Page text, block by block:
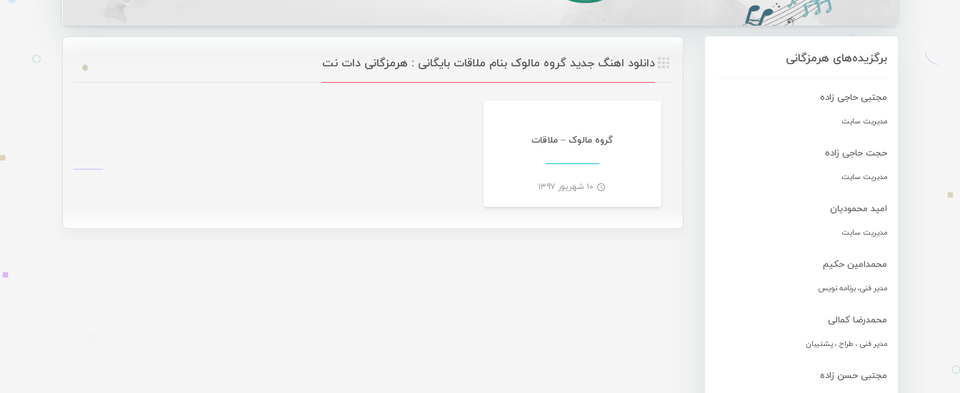
برگزیده‌های هرمزگانی
مجتبی حاجی زاده
مدیریت سایت
حجت حاجی زاده
مدیریت سایت
امید محمودیان
مدیریت سایت
محمدامین حکیم
مدیر فنی، برنامه نویس
محمدرضا کمالی
مدیر فنی ، طراح ، پشتیبان
مجتبی حسن زاده
دانلود اهنگ جدید گروه مالوک بنام ملاقات بایگانی : هرمزگانی دات نت
گروه مالوک – ملاقات
۱۰ شهریور ۱۳۹۷